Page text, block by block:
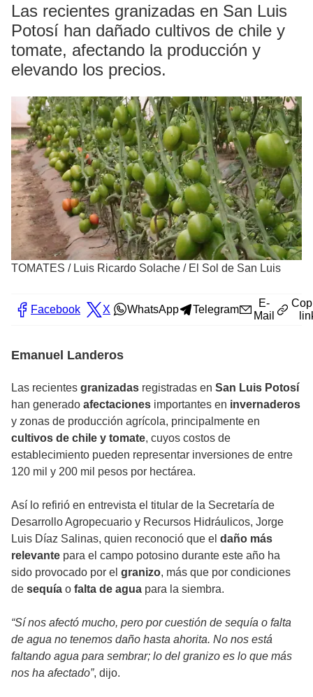
Las recientes granizadas en San Luis
Potosí han dañado cultivos de chile y
tomate, afectando la producción y
elevando los precios.
TOMATES / Luis Ricardo Solache / El Sol de San Luis
Facebook X WhatsApp Telegram
E-
Mail
Emanuel Landeros
Las recientes granizadas registradas en San Luis Potosí
han generado afectaciones importantes en invernaderos
y zonas de producción agrícola, principalmente en
cultivos de chile y tomate, cuyos costos de
establecimiento pueden representar inversiones de entre
120 mil y 200 mil pesos por hectárea.
Así lo refirió en entrevista el titular de la Secretaría de
Desarrollo Agropecuario y Recursos Hidráulicos, Jorge
Luis Díaz Salinas, quien reconoció que el daño más
relevante para el campo potosino durante este año ha
sido provocado por el granizo, más que por condiciones
de sequía o falta de agua para la siembra.
“Sí nos afectó mucho, pero por cuestión de sequía o falta
de agua no tenemos daño hasta ahorita. No nos está
faltando agua para sembrar; lo del granizo es lo que más
nos ha afectado”, dijo.